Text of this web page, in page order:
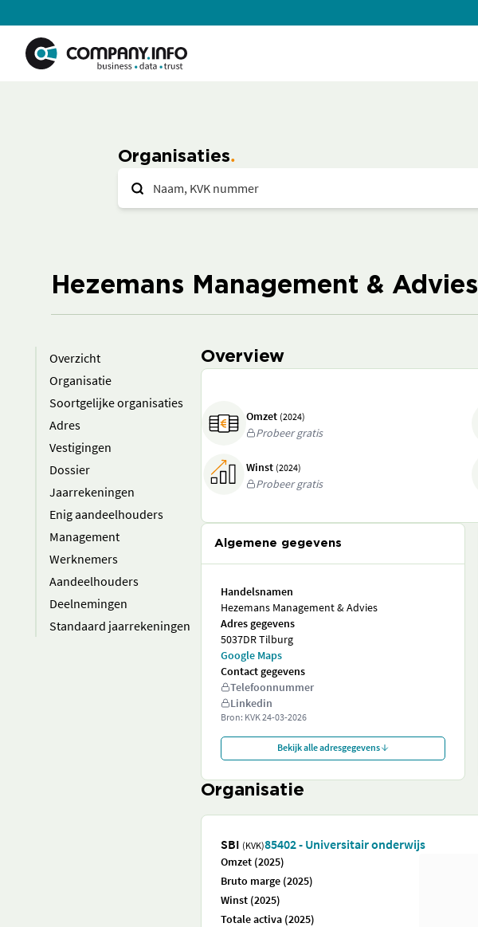
Organisaties
Hezemans Management & Advies
Overzicht
Organisatie
Soortgelijke organisaties
Adres
Vestigingen
Dossier
Jaarrekeningen
Enig aandeelhouders
Management
Werknemers
Aandeelhouders
Deelnemingen
Standaard jaarrekeningen
Overview
Omzet (2024)
Probeer gratis
Winst (2024)
Probeer gratis
Algemene gegevens
Handelsnamen
Hezemans Management & Advies
Adres gegevens
5037DR Tilburg
Google Maps
Contact gegevens
Telefoonnummer
Linkedin
Bron: KVK24-03-2026
Bekijk alle adresgegevens
Organisatie
SBI (KVK)85402 - Universitair onderwijs
Omzet (2025)
Bruto marge (2025)
Winst (2025)
Totale activa (2025)